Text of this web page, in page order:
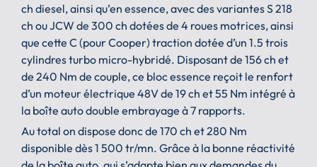
ch diesel, ainsi qu’en essence, avec des variantes S 218
ch ou JCW de 300 ch dotées de 4 roues motrices, ainsi
que cette C (pour Cooper) traction dotée d’un 1.5 trois
cylindres turbo micro-hybridé. Disposant de 156 ch et
de 240 Nm de couple, ce bloc essence reçoit le renfort
d’un moteur électrique 48V de 19 ch et 55 Nm intégré à
la boîte auto double embrayage à 7 rapports.
Au total on dispose donc de 170 ch et 280 Nm
disponible dès 1 500 tr/mn. Grâce à la bonne réactivité